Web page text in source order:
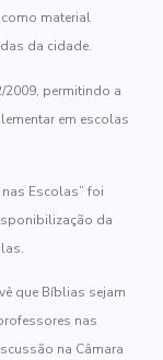
material
da cidade.
2009, permitindo a
em escolas
Escolas” foi
da
que Bíblias sejam
nas
na Câmara